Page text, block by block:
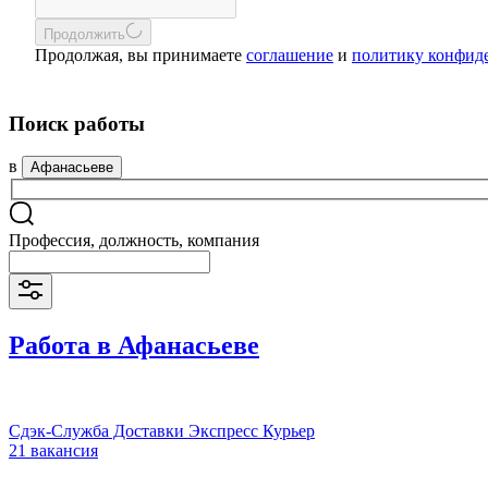
Продолжить
Продолжая, вы принимаете соглашение и политику
Поиск работы
в Афанасьеве
Профессия, должность, компания
Работа в Афанасьеве
Сдэк-Служба Доставки Экспресс Курьер
21 вакансия